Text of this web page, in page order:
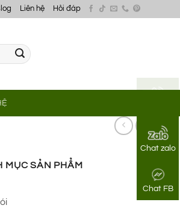
Chat zalo
Chat FB
Liên hệ Hỏi đáp
MỤC SẢN PHẨM